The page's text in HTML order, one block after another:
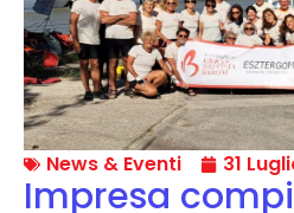
News & Eventi 31
Impresa